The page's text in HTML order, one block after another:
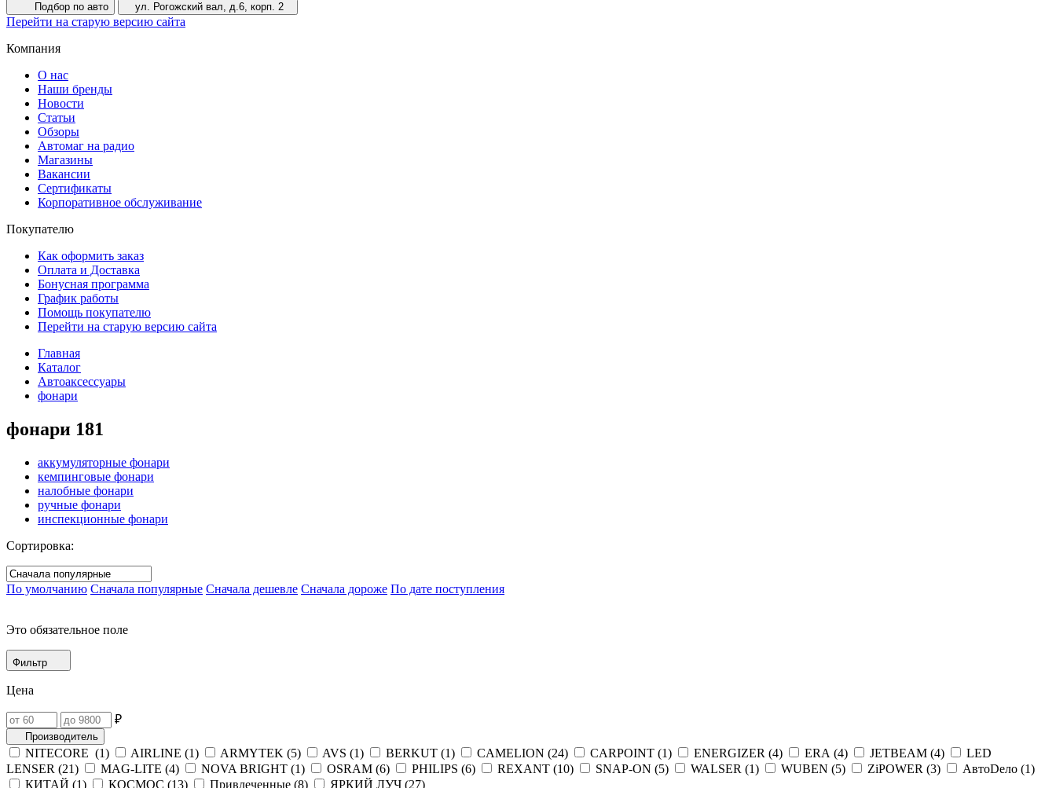
Подбор по авто ул. Рогожский вал, д.6, корп. 2
Перейти на старую версию сайта
Компания
О нас
Наши бренды
Новости
Статьи
Обзоры
Автомаг на радио
Магазины
Вакансии
Сертификаты
Корпоративное обслуживание
Покупателю
Как оформить заказ
Оплата и Доставка
Бонусная программа
График работы
Помощь покупателю
Перейти на старую версию сайта
Главная
Каталог
Автоаксессуары
фонари
фонари 181
аккумуляторные фонари
кемпинговые фонари
налобные фонари
ручные фонари
инспекционные фонари
Сортировка:
По умолчанию Сначала популярные Сначала дешевле Сначала дороже По дате поступления
Это обязательное поле
Фильтр
Цена
₽
Производитель
NITECORE (1) AIRLINE (1) ARMYTEK (5) AVS (1) BERKUT (1) CAMELION (24) CARPOINT (1) ENERGIZER (4) ERA (4) JETBEAM (4)
LED
LENSER (21) MAG-LITE (4) NOVA BRIGHT (1) OSRAM (6) PHILIPS (6) REXANT (10) SNAP-ON (5) WALSER (1) WUBEN (5) ZiPOWER (3) АвтоDело (1)
КИТАЙ (1) КОСМОС (13) Привлеченные (8) ЯРКИЙ ЛУЧ (27)